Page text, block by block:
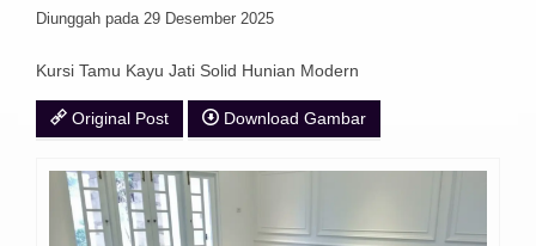
Diunggah pada 29 Desember 2025
Kursi Tamu Kayu Jati Solid Hunian Modern
Original Post Download Gambar